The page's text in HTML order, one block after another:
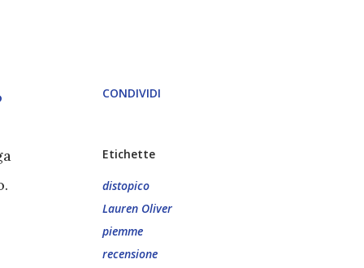
CONDIVIDI
Etichette
distopico
Lauren Oliver
piemme
recensione